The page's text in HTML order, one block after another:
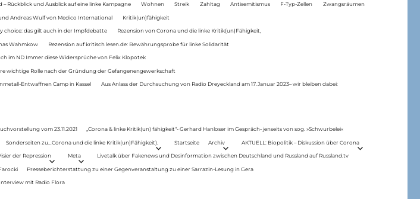
– Rückblick und Ausblick auf eine linke Kampagne Wohnen Streik Zahltag Antisemitismus F-Typ-Zellen Zwangsräumen
Andreas Wulf von Medico International Kritik(un)fähigkeit
choice: das gilt auch in der Impfdebatte Rezension von Corona und die linke Kritik(un)Fähigkeit,
Wahmkow Rezension auf kritisch lesen.de: Bewährungsprobe für linke Solidarität
im ND Immer diese Widersprüche von Felix Klopotek
wichtige Rolle nach der Gründung der Gefangenengewerkschaft
Entwaffnen Camp in Kassel Aus Anlass der Durchsuchung von Radio Dreyeckland am 17.Januar 2023– wir bleiben dabei:
vom 23.11.2021 „Corona & linke Kritik(un) fähigkeit“- Gerhard Hanloser im Gespräch- jenseits von sog. »Schwurbelei«
Sonderseiten zu…Corona und die linke Kritik(un)Fähigkeit). Startseite Archiv AKTUELL: Biopolitik – Diskussion über Corona
der Repression Meta Livetalk über Fakenews und Desinformation zwischen Deutschland und Russland auf Russland.tv
Presseberichterstattung zu einer Gegenveranstaltung zu einer Sarrazin-Lesung in Gera
mit Radio Flora